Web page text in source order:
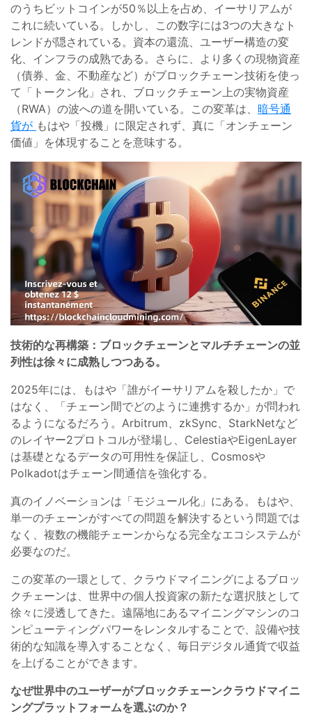
のうちビットコインが50％以上を占め、イーサリアムが
これに続いている。しかし、この数字には3つの大きなト
レンドが隠されている。資本の還流、ユーザー構造の変
化、インフラの成熟である。さらに、より多くの現物資産
（債券、金、不動産など）がブロックチェーン技術を使っ
て「トークン化」され、ブロックチェーン上の実物資産
（RWA）の波への道を開いている。この変革は、 暗号通
貨が もはや「投機」に限定されず、真に「オンチェーン
価値」を体現することを意味する。
技術的な再構築：ブロックチェーンとマルチチェーンの並
列性は徐々に成熟しつつある。
2025年には、もはや「誰がイーサリアムを殺したか」で
はなく、「チェーン間でどのように連携するか」が問われ
るようになるだろう。Arbitrum、zkSync、StarkNetなど
のレイヤー2プロトコルが登場し、CelestiaやEigenLayer
は基礎となるデータの可用性を保証し、Cosmosや
Polkadotはチェーン間通信を強化する。
真のイノベーションは「モジュール化」にある。もはや、
単一のチェーンがすべての問題を解決するという問題では
なく、複数の機能チェーンからなる完全なエコシステムが
必要なのだ。
この変革の一環として、クラウドマイニングによるブロッ
クチェーンは、世界中の個人投資家の新たな選択肢として
徐々に浸透してきた。遠隔地にあるマイニングマシンのコ
ンピューティングパワーをレンタルすることで、設備や技
術的な知識を導入することなく、毎日デジタル通貨で収益
を上げることができます。
なぜ世界中のユーザーがブロックチェーンクラウドマイニ
ングプラットフォームを選ぶのか？